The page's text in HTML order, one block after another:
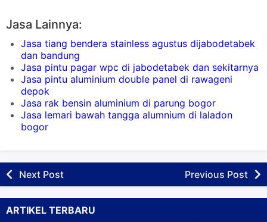
Jasa Lainnya:
Jasa tiang bendera stainless agustus dijabodetabek
dan bandung
Jasa pintu pagar wpc di jabodetabek dan sekitarnya
Jasa pintu aluminium double panel di rawageni
depok
Jasa rak bensin aluminium di parung bogor
Jasa lemari bawah tangga alumnium di laladon
bogor
Next Post Previous Post
ARTIKEL TERBARU